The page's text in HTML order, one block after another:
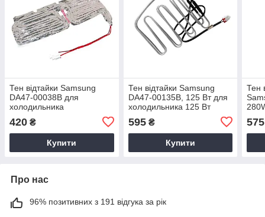
Тен відтайки Samsung
DA47-00038B для
холодильника
420 ₴
Купити
Тен відтайки Samsung
DA47-00135B, 125 Вт для
холодильника 125 Вт
595₴
Купити
Тен
575
Про нас
96% позитивних з 191 відгука за рік